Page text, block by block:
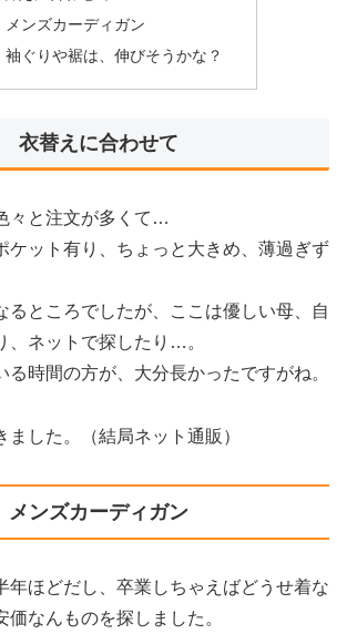
メンズカーディガン
袖ぐりや裾は、伸びそうかな？
衣替えに合わせて
々と注文が多くて…
ケット有り、ちょっと大きめ、薄過ぎず
るところでしたが、ここは優しい母、自
、ネットで探したり…。
る時間の方が、大分長かったですがね。
ました。（結局ネット通販）
メンズカーディガン
年ほどだし、卒業しちゃえばどうせ着な
価なんものを探しました。